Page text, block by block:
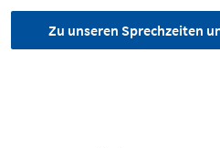
Zu unseren Sprechzeiten